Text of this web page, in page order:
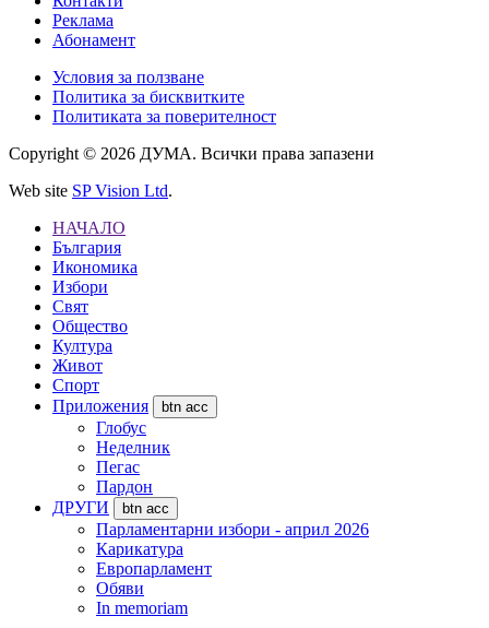
Реклама
Абонамент
Условия за ползване
Политика за бисквитките
Политиката за поверителност
Copyright © 2026 ДУМА. Всички права запазени
Web site SP Vision Ltd.
НАЧАЛО
България
Икономика
Избори
Свят
Общество
Култура
Живот
Спорт
Приложения
btn acc
Глобус
Неделник
Пегас
Пардон
ДРУГИ
btn acc
Парламентарни избори - април 2026
Карикатура
Европарламент
Обяви
In memoriam